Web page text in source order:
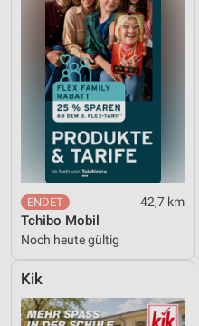
42,7 km
Tchibo Mobil
Noch heute gültig
Kik